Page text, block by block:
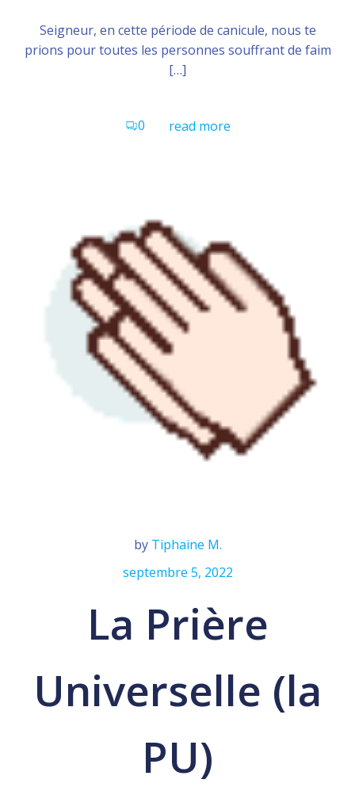
Seigneur, en cette période de canicule, nous te
prions pour toutes les personnes souffrant de faim
[…]
0 read more
by Tiphaine M.
septembre 5, 2022
La Prière
Universelle (la
PU)